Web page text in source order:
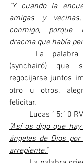
"Y cuando la
amigas y
conmigo, porque
dracma que había
(synchairó) que
regocijarse juntos
otro u otros,
felicitar.
Lucas 15:10
"Así os digo que
ángeles de Dios
arrepiente."